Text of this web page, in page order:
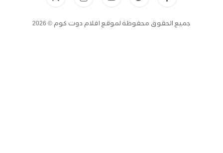
جميع الحقوق محفوظة لموقع افلام دوت كوم © 2026